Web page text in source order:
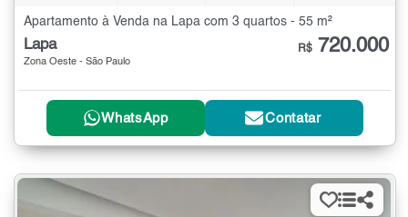
Apartamento à Venda na Lapa com 3 quartos - 55 m²
Lapa
Zona Oeste - São Paulo
R$ 720.000
WhatsApp Contatar